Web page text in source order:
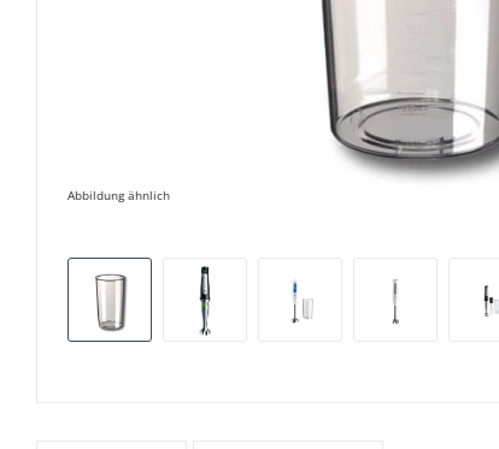
Abbildung ähnlich